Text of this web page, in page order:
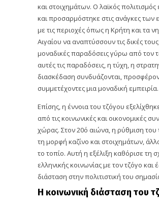
και στοιχημάτων. Ο λαϊκός πολιτισμός
και προσαρμόστηκε στις ανάγκες των
με τις περιοχές όπως η Κρήτη και τα
Αιγαίου να αναπτύσσουν τις δικές τους
μοναδικές παραδόσεις γύρω από τον
αυτές τις παραδόσεις, η τύχη, η
διασκέδαση συνδυάζονται,
συμμετέχοντες μια μοναδική εμπειρία.
Επίσης, η έννοια του τζόγου
από τις κοινωνικές και οικονομικές
χώρας. Στον 20ό αιώνα, η ρύθμιση του
τη μορφή καζίνο και στοιχημάτων,
το τοπίο. Αυτή η εξέλιξη καθόρισε τη
ελληνικής κοινωνίας με τον τζόγο και
διάσταση στην πολιτιστική του
Η κοινωνική διάσταση του